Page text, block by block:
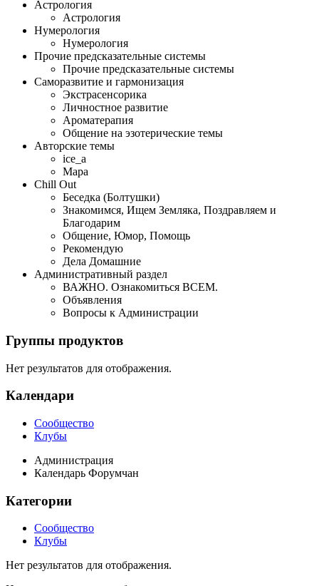
Астрология
Астрология
Нумерология
Нумерология
Прочие предсказательные системы
Прочие предсказательные системы
Саморазвитие и гармонизация
Экстрасенсорика
Личностное развитие
Ароматерапия
Общение на эзотерические темы
Авторские темы
ice_a
Мара
Сhill Оut
Беседка (Болтушки)
Знакомимся, Ищем Земляка, Поздравляем и
Благодарим
Общение, Юмор, Помощь
Рекомендую
Дела Домашние
Административный раздел
ВАЖНО. Ознакомиться ВСЕМ.
Объявления
Вопросы к Администрации
Группы продуктов
Нет результатов для отображения.
Календари
Сообщество
Клубы
Администрация
Календарь Форумчан
Категории
Сообщество
Клубы
Нет результатов для отображения.